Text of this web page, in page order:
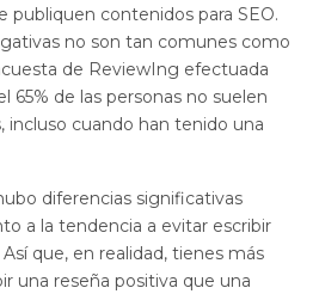
publiquen contenidos para SEO.
no son tan comunes como
de ReviewIng efectuada
65% de las personas no suelen
incluso cuando han tenido una
diferencias significativas
a la tendencia a evitar escribir
que, en realidad, tienes más
una reseña positiva que una